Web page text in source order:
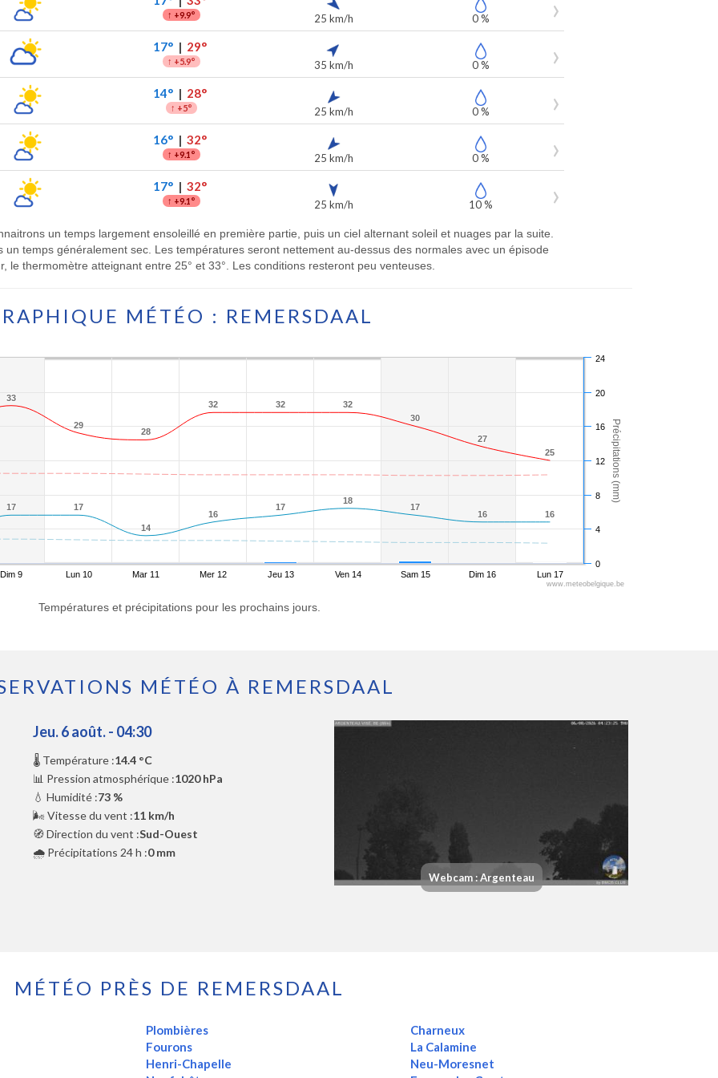
↑ +9.9° 25 km/h 0 %
17°| 29°
↑ +5.9° 35 km/h 0 %
14°| 28°
↑ +5° 25 km/h 0 %
16°| 32°
↑ +9.1° 25 km/h 0 %
17°| 32°
↑ +9.1° 25 km/h 10 %
un temps largement ensoleillé en première partie, puis un ciel alternant soleil et nuages par la suite.
un temps généralement sec. Les températures seront nettement au-dessus des normales avec un épisode
le thermomètre atteignant entre 25° et 33°. Les conditions resteront peu venteuses.
MÉTÉO : REMERSDAAL
Précipitations (mm)
33
33
29
29
28
28
32
32 32
32 32
32
30
30
27
27
25
25
17
17 17
17
14
14
16
16
17
17
18
18
17
17
16
16 16
16
Dim 9 Lun 10 Mar 11 Mer 12 Jeu 13 Ven 14 Sam 15 Dim 16 Lun 17
0
4
8
12
16
20
24
www.meteobelgique.be
Températures et précipitations pour les prochains jours.
MÉTÉO À REMERSDAAL
Jeu. 6 août. - 04:30
🌡️ Température :14.4 °C
📊 Pression atmosphérique :1020 hPa
💧 Humidité :73 %
🌬️ Vitesse du vent :11 km/h
🧭 Direction du vent :Sud-Ouest
🌧️ Précipitations 24 h :0 mm
Webcam : Argenteau
MÉTÉO PRÈS DE REMERSDAAL
Plombières
Fourons
Henri-Chapelle
Charneux
La Calamine
Neu-Moresnet